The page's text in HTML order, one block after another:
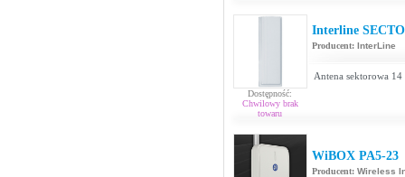
Dostępność:
Chwilowy brak
towaru
Interline
Producent: InterLine
Antena sektorowa
WiBOX PA5-23
Producent: Wireless